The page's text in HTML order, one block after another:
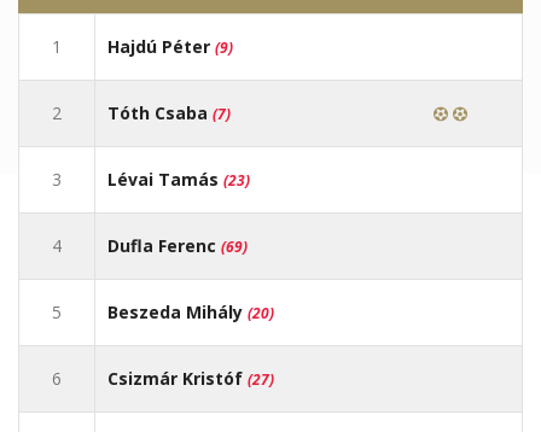
1 Hajdú Péter (9)
2 Tóth Csaba (7)
3 Lévai Tamás (23)
4 Dufla Ferenc (69)
5 Beszeda Mihály (20)
6 Csizmár Kristóf (27)